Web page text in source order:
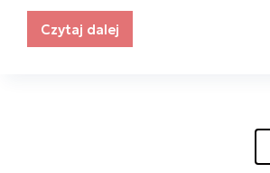
Czytaj dalej
Dla